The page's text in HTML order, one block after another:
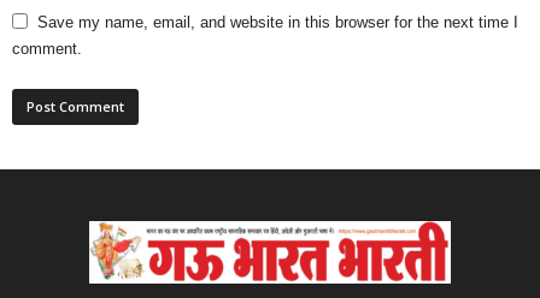
Save my name, email, and website in this browser for the next time I
comment.